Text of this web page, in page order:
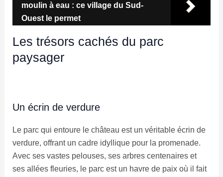
moulin à eau : ce village du Sud-
Ouest le permet
Les trésors cachés du parc
paysager
Un écrin de verdure
Le parc qui entoure le château est un véritable écrin de
verdure, offrant un cadre idyllique pour la promenade.
Avec ses vastes pelouses, ses arbres centenaires et
ses allées fleuries, le parc est un havre de paix où il fait